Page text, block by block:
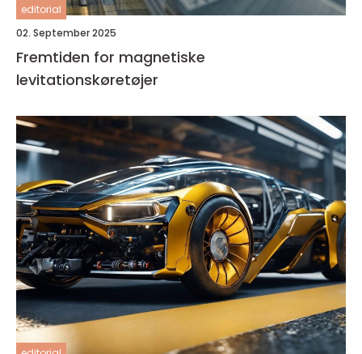
editorial
02. September 2025
Fremtiden for magnetiske
levitationskøretøjer